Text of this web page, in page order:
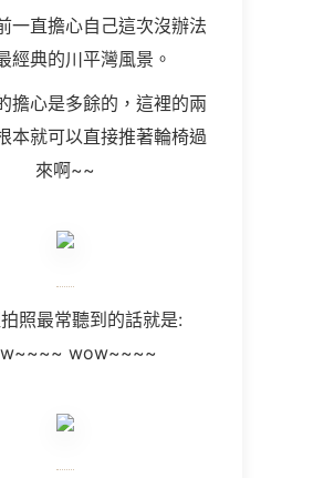
一直擔心自己這次沒辦法
經典的川平灣風景。
擔心是多餘的，這裡的兩
本就可以直接推著輪椅過
來啊~~
照最常聽到的話就是:
wow~~~~